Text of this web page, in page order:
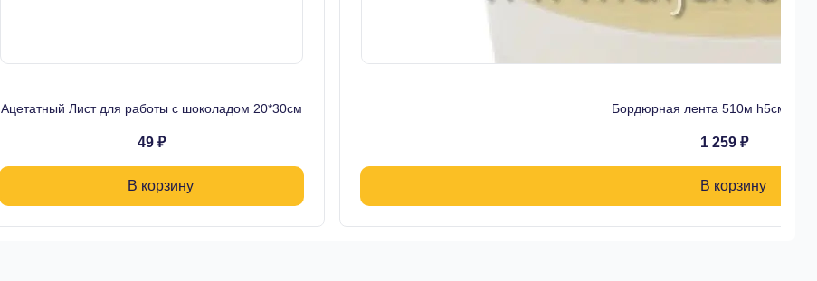
Ацетатный Лист для работы с шоколадом 20*30см
49 ₽
В корзину
Бордюрная лента 510м h5см
1 259 ₽
В корзину